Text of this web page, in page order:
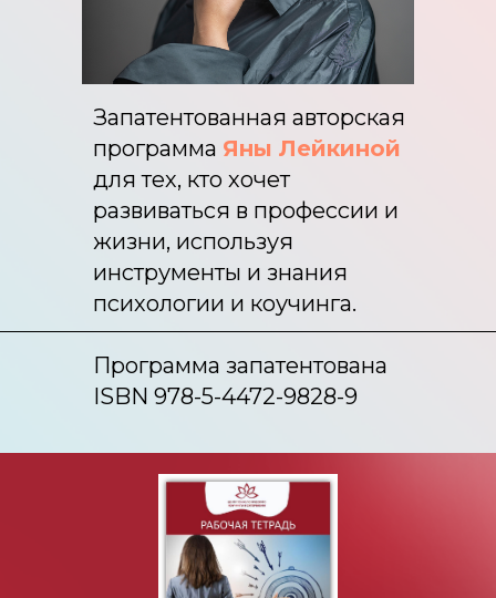
Запатентованная авторская
программа Яны Лейкиной
для тех, кто хочет
развиваться в профессии и
жизни, используя
инструменты и знания
психологии и коучинга.
Программа запатентована
ISBN 978-5-4472-9828-9